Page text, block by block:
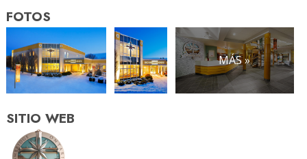
FOTOS
MÁS »
SITIO WEB